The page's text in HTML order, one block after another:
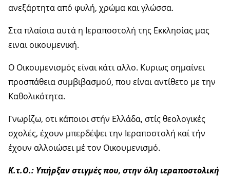
ανεξάρτητα από φυλή, χρώμα και γλώσσα.
Στα πλαίσια αυτά η Ιεραποστολή της Εκκλησίας μας
ειναι οικουμενική.
Ο Οικουμενισμός είναι κάτι αλλο. Κυριως σημαίνει
προσπάθεια συμβιβασμού, που είναι αντίθετο με την
Καθολικότητα.
Γνωρίζω, οτι κάποιοι στήν Ελλάδα, στίς θεολογικές
σχολές, έχουν μπερδέψει την Ιεραποστολή καί τήν
έχουν αλλοιώσει μέ τον Οικουμενισμό.
Κ.τ.Ο.: Υπήρξαν στιγμές που, στην όλη ιεραποστολική